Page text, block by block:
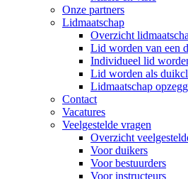
Onze partners
Lidmaatschap
Overzicht
Lid worden van een
Individueel lid
Lid worden als
Lidmaatschap
Contact
Vacatures
Veelgestelde vragen
Overzicht
Voor duikers
Voor bestuurders
Voor instructeurs